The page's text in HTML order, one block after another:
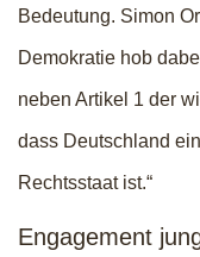
Bedeutung. Simon
Demokratie hob
neben Artikel 1 der
dass Deutschland
Rechtsstaat ist.“
Engagement